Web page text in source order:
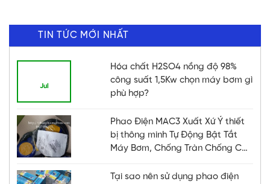
TIN TỨC MỚI NHẤT
Jul
Hóa chất H2SO4 nồng độ 98%
công suất 1,5Kw chọn máy bơm gì
phù hợp?
Phao Điện MAC3 Xuất Xứ Ý thiết
bị thông minh Tự Động Bật Tắt
Máy Bơm, Chống Tràn Chống Cạn
Tại sao nên sử dụng phao điện